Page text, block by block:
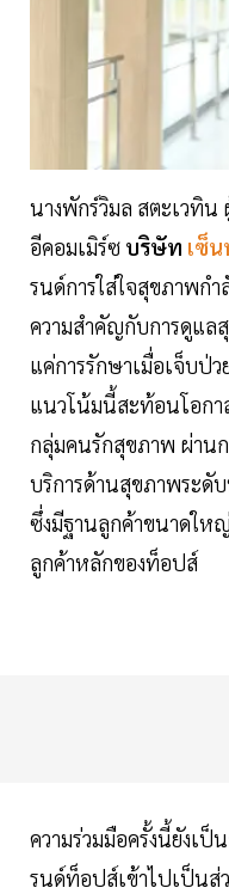
นางพักร์วิมล สตะเวทิน
อีคอมเมิร์ซ บริษัท เซ็
รนด์การใส่ใจสุขภาพกำ
ความสำคัญกับการดูแล
แค่การรักษาเมื่อเจ็บป่ว
แนวโน้มนี้สะท้อนโอกา
กลุ่มคนรักสุขภาพ ผ่าน
บริการด้านสุขภาพระดั
ซึ่งมีฐานลูกค้าขนาดให
ลูกค้าหลักของท็อปส์
ความร่วมมือครั้งนี้ยังเ
รนด์ท็อปส์เข้าไปเป็นส่